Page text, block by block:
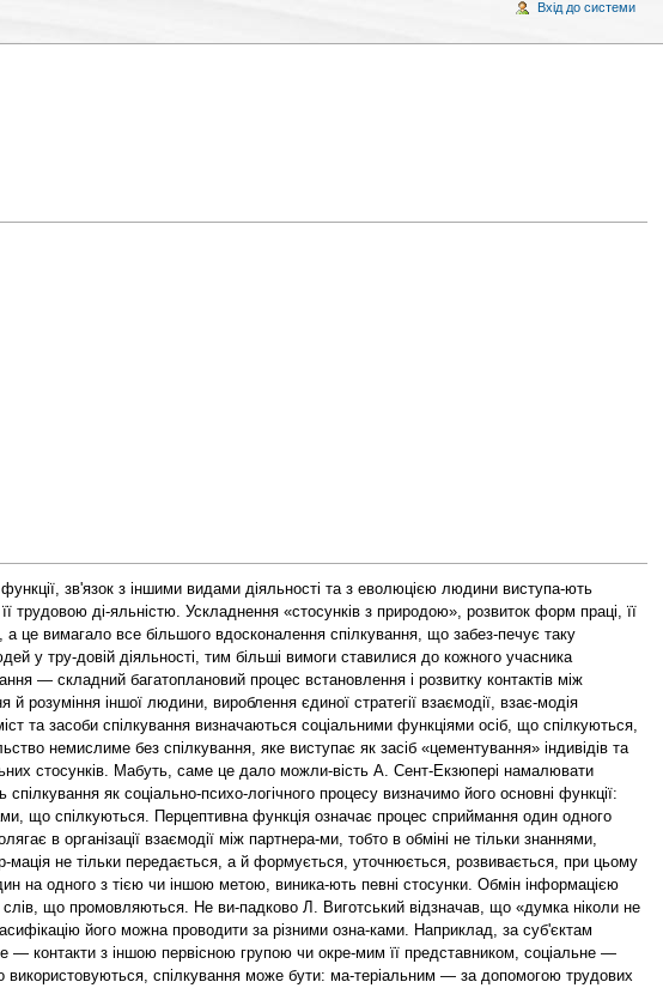
зв'язок з іншими видами діяльності та з еволюцією людини виступа-ють
трудовою ді-яльністю. Ускладнення «стосунків з природою», розвиток форм праці, її
а це вимагало все більшого вдосконалення спілкування, що забез-печує таку
у тру-довій діяльності, тим більші вимоги ставилися до кожного учасника
— складний багатоплановий процес встановлення і розвитку контактів між
іншої людини, вироблення єдиної стратегії взаємодії, взає-модія
та засоби спілкування визначаються соціальними функціями осіб, що спілкуються,
немислиме без спілкування, яке виступає як засіб «цементування» індивідів та
стосунків. Мабуть, саме це дало можли-вість А. Сент-Екзюпері намалювати
як соціально-психо-логічного процесу визначимо його основні функції:
що спілкуються. Перцептивна функція означає процес сприймання один одного
в організації взаємодії між партнера-ми, тобто в обміні не тільки знаннями,
не тільки передається, а й формується, уточнюється, розвивається, при цьому
на одного з тією чи іншою метою, виника-ють певні стосунки. Обмін інформацією
що промовляються. Не ви-падково Л. Виготський відзначав, що «думка ніколи не
його можна проводити за різними озна-ками. Наприклад, за суб'єктам
— контакти з іншою первісною групою чи окре-мим її представником, соціальне —
використовуються, спілкування може бути: ма-теріальним — за допомогою трудових
Вхід до системи